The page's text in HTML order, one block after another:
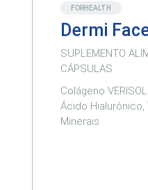
Destaque
FORHEALTH
Dermi
SUPLEMENTO
CÁPSULAS
Colágeno
Ácido Hialurônico,
Minerais